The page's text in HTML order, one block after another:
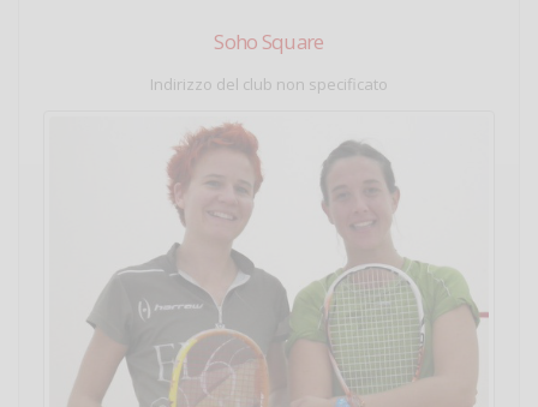
Soho Square
Indirizzo del club non specificato